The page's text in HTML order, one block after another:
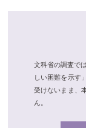
文科省の調査で
しい困難を示す
受けないまま、
ん。